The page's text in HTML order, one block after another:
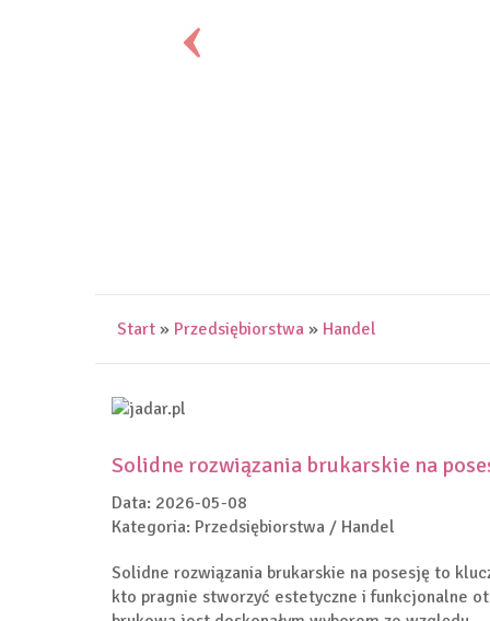
Start » Przedsiębiorstwa » Handel
Solidne rozwiązania brukarskie na
Data: 2026-05-08
Kategoria: Przedsiębiorstwa / Handel
Solidne rozwiązania brukarskie na posesję to
kto pragnie stworzyć estetyczne i funkcjonalne